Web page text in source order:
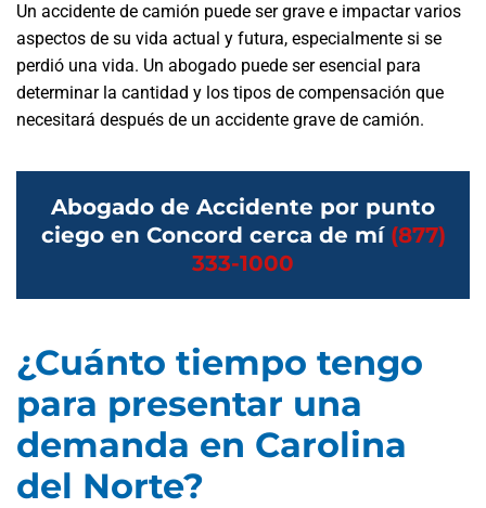
Un accidente de camión puede ser grave e impactar varios
aspectos de su vida actual y futura, especialmente si se
perdió una vida. Un abogado puede ser esencial para
determinar la cantidad y los tipos de compensación que
necesitará después de un accidente grave de camión.
Abogado de Accidente por punto
ciego en Concord cerca de mí (877)
333-1000
¿Cuánto tiempo tengo
para presentar una
demanda en Carolina
del Norte?